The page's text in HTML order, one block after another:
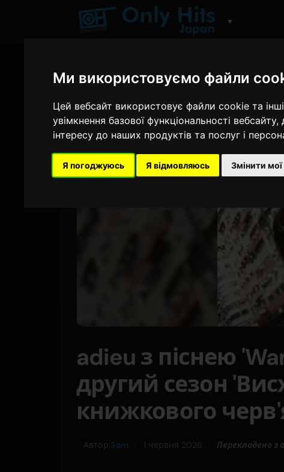
Ми використовуємо файли
Цей вебсайт використовує файли cookie та
увімкнення базової функціональності вебсайту,
інтересу до наших продуктів та послуг і
Я погоджуюсь Я відмовляюсь Змінити
▼
adieu з піснею
другий сезон
книжкового
Автор:Sam 1 червня 2026 Перекладено з